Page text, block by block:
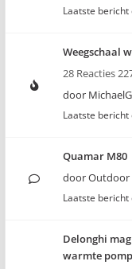
Laatste bericht
Weegschaal
28 Reacties
door
Laatste bericht
Quamar M80
doorOutdoor
Laatste bericht
Delonghi
warmte pomp